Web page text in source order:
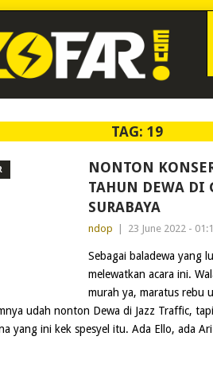
TAG:19
NONTON
TAHUN DEWA DI
SURABAYA
ndop 23 June 2022 -
Sebagai baladewa yang
melewatkan acara ini.
murah ya, maratus rebu
udah nonton Dewa di Jazz Traffic,
yang ini kek spesyel itu. Ada Ello, ada